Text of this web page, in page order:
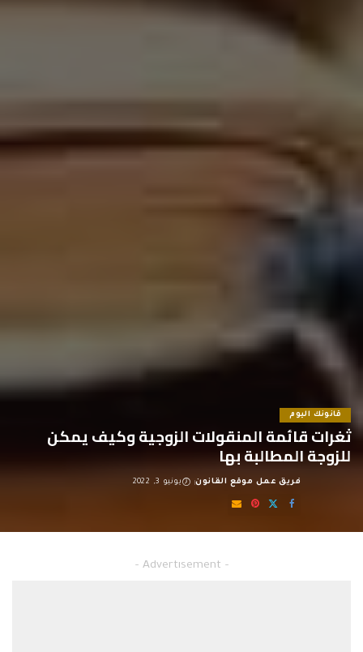
قانونك اليوم
ثغرات قائمة المنقولات الزوجية وكيف يمكن
للزوجة المطالبة بها
Posted
by
فريق عمل موقع القانون يونيو 3, 2022
– Advertisement –